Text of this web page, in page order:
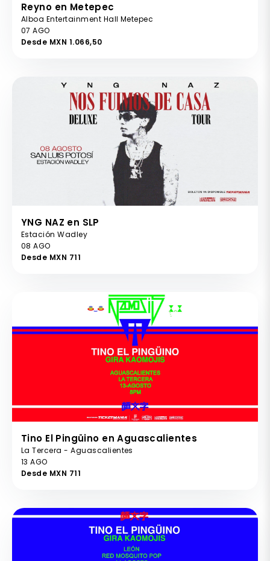
Reyno en Metepec
Alboa Entertainment Hall Metepec
07 AGO
Desde MXN 1.066,50
YNG NAZ en SLP
Estación Wadley
08 AGO
Desde MXN 711
Tino El Pingüino en Aguascalientes
La Tercera - Aguascalientes
13 AGO
Desde MXN 711